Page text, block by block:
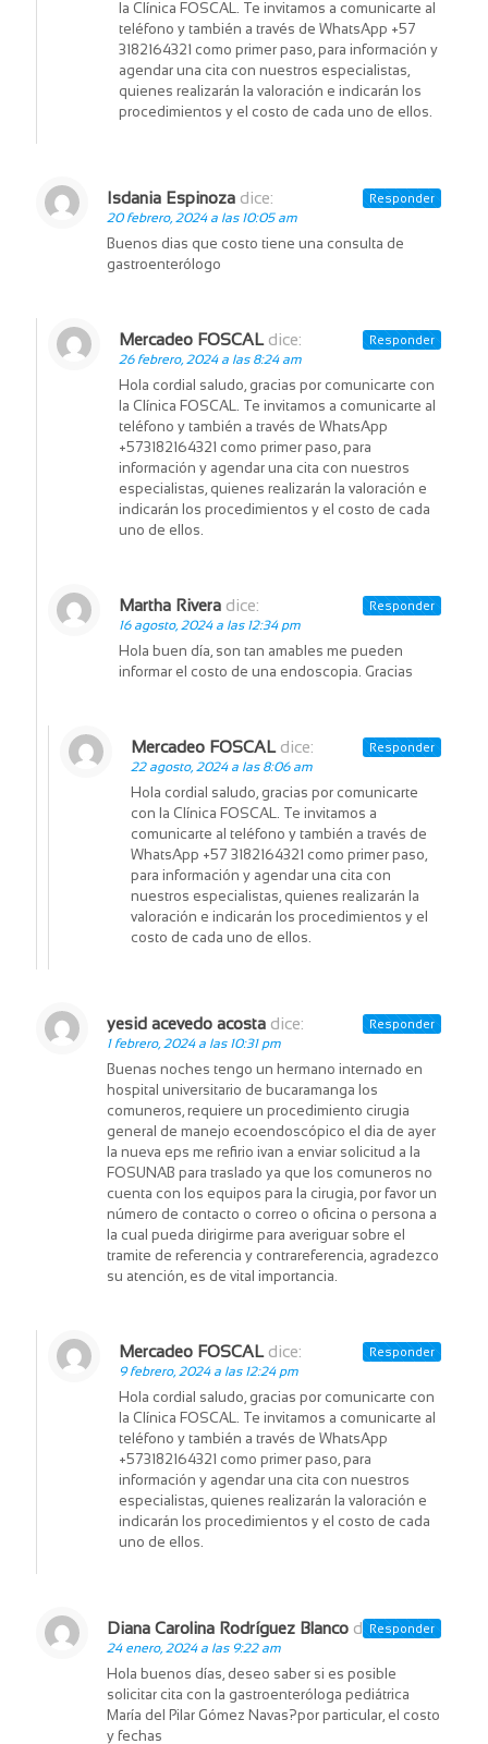
la Clínica FOSCAL. Te invitamos a comunicarte al
teléfono y también a través de WhatsApp +57
3182164321 como primer paso, para información y
agendar una cita con nuestros especialistas,
quienes realizarán la valoración e indicarán los
procedimientos y el costo de cada uno de ellos.
Isdania Espinoza dice:
20 febrero, 2024 a las 10:05 am
Buenos dias que costo tiene una consulta de
gastroenterólogo
Responder
Mercadeo FOSCAL dice:
26 febrero, 2024 a las 8:24 am
Hola cordial saludo, gracias por comunicarte con
la Clínica FOSCAL. Te invitamos a comunicarte al
teléfono y también a través de WhatsApp
+573182164321 como primer paso, para
información y agendar una cita con nuestros
especialistas, quienes realizarán la valoración e
indicarán los procedimientos y el costo de cada
uno de ellos.
Responder
Martha Rivera dice:
16 agosto, 2024 a las 12:34 pm
Hola buen día, son tan amables me pueden
informar el costo de una endoscopia. Gracias
Responder
Mercadeo FOSCAL dice:
22 agosto, 2024 a las 8:06 am
Hola cordial saludo, gracias por comunicarte
con la Clínica FOSCAL. Te invitamos a
comunicarte al teléfono y también a través de
WhatsApp +57 3182164321 como primer paso,
para información y agendar una cita con
nuestros especialistas, quienes realizarán la
valoración e indicarán los procedimientos y el
costo de cada uno de ellos.
Responder
yesid acevedo acosta dice:
1 febrero, 2024 a las 10:31 pm
Buenas noches tengo un hermano internado en
hospital universitario de bucaramanga los
comuneros, requiere un procedimiento cirugia
general de manejo ecoendoscópico el dia de ayer
la nueva eps me refirio ivan a enviar solicitud a la
FOSUNAB para traslado ya que los comuneros no
cuenta con los equipos para la cirugia, por favor un
número de contacto o correo o oficina o persona a
la cual pueda dirigirme para averiguar sobre el
tramite de referencia y contrareferencia, agradezco
su atención, es de vital importancia.
Responder
Mercadeo FOSCAL dice:
9 febrero, 2024 a las 12:24 pm
Hola cordial saludo, gracias por comunicarte con
la Clínica FOSCAL. Te invitamos a comunicarte al
teléfono y también a través de WhatsApp
+573182164321 como primer paso, para
información y agendar una cita con nuestros
especialistas, quienes realizarán la valoración e
indicarán los procedimientos y el costo de cada
uno de ellos.
Responder
Diana Carolina Rodríguez Blanco dice:
24 enero, 2024 a las 9:22 am
Hola buenos días, deseo saber si es posible
solicitar cita con la gastroenteróloga pediátrica
María del Pilar Gómez Navas?por particular, el costo
y fechas
Responder